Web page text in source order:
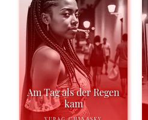
Am Tag als der Regen
kam